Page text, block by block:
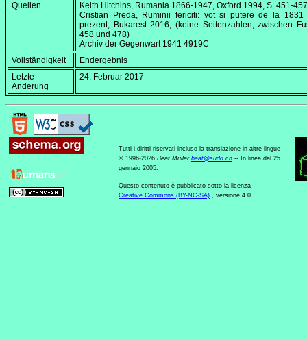
Quellen Keith Hitchins, Rumania 1866-1947, Oxford 1994, S. 451-457
Cristian Preda, Ruminii fericiti: vot si putere de la
prezent, Bukarest 2016, (keine Seitenzahlen, zwischen
458 und 478)
Archiv der Gegenwart 1941 4919C
Vollständigkeit
Endergebnis
Letzte
Änderung
24. Februar 2017
Tutti i diritti riservati incluso la translazione in altre lingue
© 1996-2026 Beat Müller beat@sudd.ch -- In linea dal 25
gennaio 2005.
Questo contenuto è pubblicato sotto la licenza
Creative Commons (BY-NC-SA) , versione 4.0.